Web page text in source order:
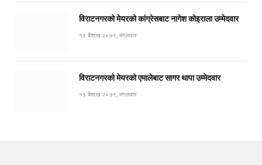
विराटनगरको मेयरको कांग्रेसबाट नागेश कोइराला उम्मेदवार
१३ बैशाख २०७९, मंगलवार
विराटनगरको मेयरको एमालेबाट सागर थापा उम्मेदवार
१३ बैशाख २०७९, मंगलवार